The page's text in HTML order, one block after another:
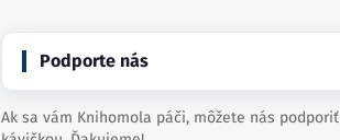
Podporte nás
Ak sa vám Knihomola páči, môžete nás podporiť